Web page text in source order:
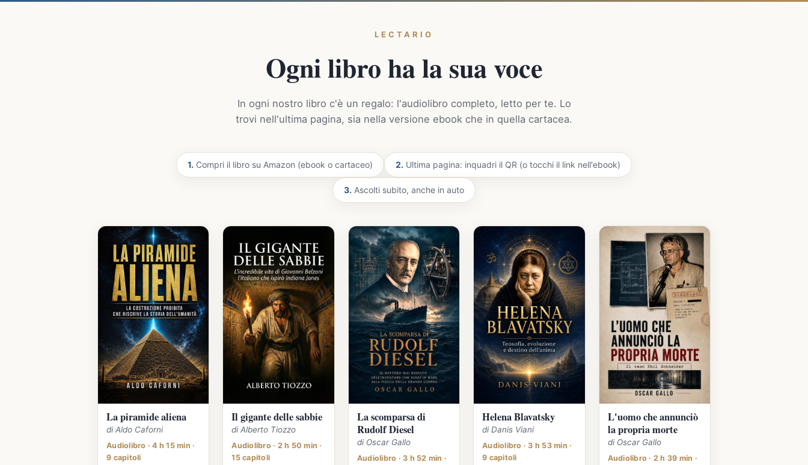
LECTARIO
Ogni libro ha la sua voce
In ogni nostro libro c'è un regalo: l'audiolibro completo, letto per te. Lo
trovi nell'ultima pagina, sia nella versione ebook che in quella cartacea.
1. Compri il libro su Amazon (ebook o cartaceo) 2. Ultima pagina: inquadri il QR (o tocchi il link nell'ebook)
3. Ascolti subito, anche in auto
La piramide aliena
di Aldo Caforni
Audiolibro · 4 h 15 min ·
9 capitoli
Il gigante delle sabbie
di Alberto Tiozzo
Audiolibro · 2 h 50 min ·
15 capitoli
La scomparsa di
Rudolf Diesel
di Oscar Gallo
Audiolibro · 3 h 52 min ·
Helena Blavatsky
di Danis Viani
Audiolibro · 3 h 53 min ·
9 capitoli
L'uomo che annunciò
la propria morte
di Oscar Gallo
Audiolibro · 2 h 39 min ·